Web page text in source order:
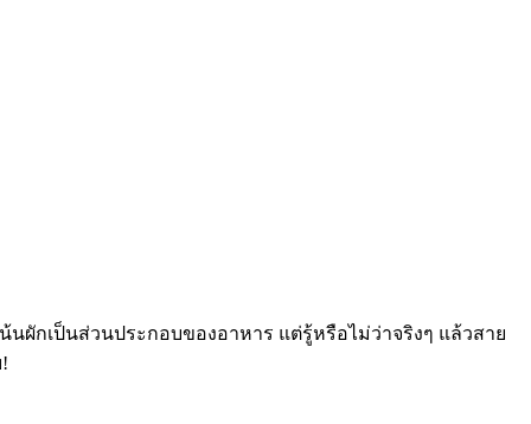
นผักเป็นส่วนประกอบของอาหาร แต่รู้หรือไม่ว่าจริงๆ แล้วสาย